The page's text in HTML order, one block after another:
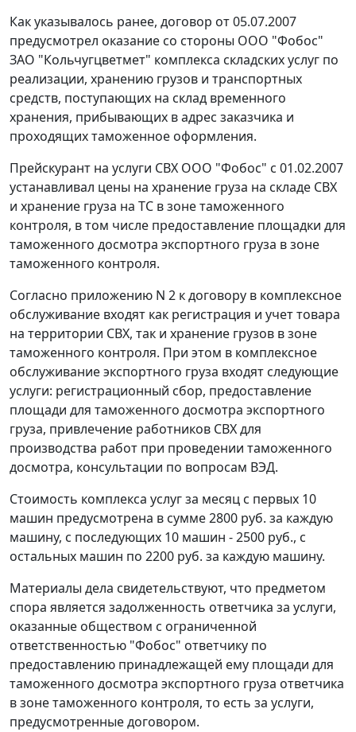
Как указывалось ранее, договор от 05.07.2007
предусмотрел оказание со стороны ООО "Фобос"
ЗАО "Кольчугцветмет" комплекса складских услуг по
реализации, хранению грузов и транспортных
средств, поступающих на склад временного
хранения, прибывающих в адрес заказчика и
проходящих таможенное оформления.
Прейскурант на услуги СВХ ООО "Фобос" с 01.02.2007
устанавливал цены на хранение груза на складе СВХ
и хранение груза на ТС в зоне таможенного
контроля, в том числе предоставление площадки для
таможенного досмотра экспортного груза в зоне
таможенного контроля.
Согласно приложению N 2 к договору в комплексное
обслуживание входят как регистрация и учет товара
на территории СВХ, так и хранение грузов в зоне
таможенного контроля. При этом в комплексное
обслуживание экспортного груза входят следующие
услуги: регистрационный сбор, предоставление
площади для таможенного досмотра экспортного
груза, привлечение работников СВХ для
производства работ при проведении таможенного
досмотра, консультации по вопросам ВЭД.
Стоимость комплекса услуг за месяц с первых 10
машин предусмотрена в сумме 2800 руб. за каждую
машину, с последующих 10 машин - 2500 руб., с
остальных машин по 2200 руб. за каждую машину.
Материалы дела свидетельствуют, что предметом
спора является задолженность ответчика за услуги,
оказанные обществом с ограниченной
ответственностью "Фобос" ответчику по
предоставлению принадлежащей ему площади для
таможенного досмотра экспортного груза ответчика
в зоне таможенного контроля, то есть за услуги,
предусмотренные договором.